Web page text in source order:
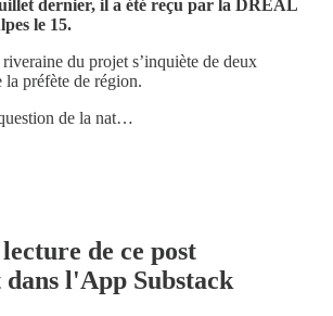
dernier, il a été reçu par la DREAL
le 15.
du projet s’inquiète de deux
la préfète de région.
de la nat…
de ce post
l'App Substack